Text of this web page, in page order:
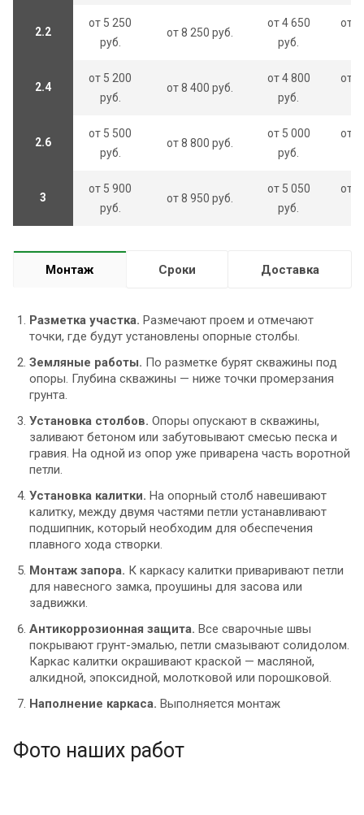
2.2
от 5 250
руб.
от 8 250 руб.
от 4 650
руб.
от
2.4
от 5 200
руб.
от 8 400 руб.
от 4 800
руб.
от
2.6
от 5 500
руб.
от 8 800 руб.
от 5 000
руб.
от
3
от 5 900
руб.
от 8 950 руб.
от 5 050
руб.
от
Монтаж Сроки Доставка
Разметка участка. Размечают проем и отмечают
точки, где будут установлены опорные столбы.
Земляные работы. По разметке бурят скважины под
опоры. Глубина скважины — ниже точки промерзания
грунта.
Установка столбов. Опоры опускают в скважины,
заливают бетоном или забутовывают смесью песка и
гравия. На одной из опор уже приварена часть воротной
петли.
Установка калитки. На опорный столб навешивают
калитку, между двумя частями петли устанавливают
подшипник, который необходим для обеспечения
плавного хода створки.
Монтаж запора. К каркасу калитки приваривают петли
для навесного замка, проушины для засова или
задвижки.
Антикоррозионная защита. Все сварочные швы
покрывают грунт-эмалью, петли смазывают солидолом.
Каркас калитки окрашивают краской — масляной,
алкидной, эпоксидной, молотковой или порошковой.
Наполнение каркаса. Выполняется монтаж
Фото наших работ